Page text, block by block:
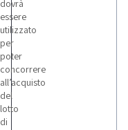
dovrà
essere
utilizzato
per
poter
concorrere
all’acquisto
del
lotto
di